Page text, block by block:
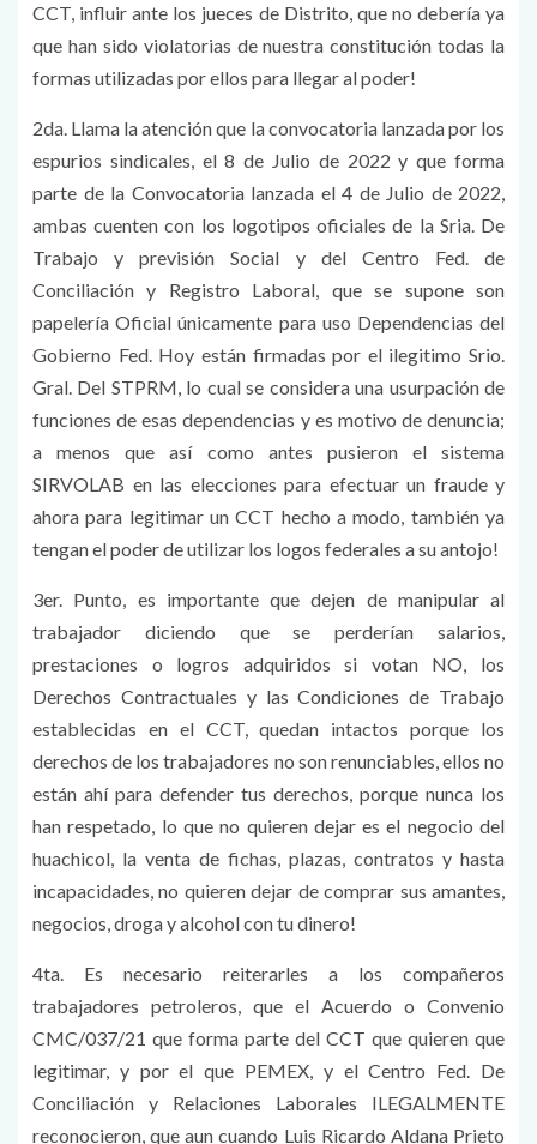
CCT, influir ante los jueces de Distrito, que no debería ya
que han sido violatorias de nuestra constitución todas la
formas utilizadas por ellos para llegar al poder!
2da. Llama la atención que la convocatoria lanzada por los
espurios sindicales, el 8 de Julio de 2022 y que forma
parte de la Convocatoria lanzada el 4 de Julio de 2022,
ambas cuenten con los logotipos oficiales de la Sria. De
Trabajo y previsión Social y del Centro Fed. de
Conciliación y Registro Laboral, que se supone son
papelería Oficial únicamente para uso Dependencias del
Gobierno Fed. Hoy están firmadas por el ilegitimo Srio.
Gral. Del STPRM, lo cual se considera una usurpación de
funciones de esas dependencias y es motivo de denuncia;
a menos que así como antes pusieron el sistema
SIRVOLAB en las elecciones para efectuar un fraude y
ahora para legitimar un CCT hecho a modo, también ya
tengan el poder de utilizar los logos federales a su antojo!
3er. Punto, es importante que dejen de manipular al
trabajador diciendo que se perderían salarios,
prestaciones o logros adquiridos si votan NO, los
Derechos Contractuales y las Condiciones de Trabajo
establecidas en el CCT, quedan intactos porque los
derechos de los trabajadores no son renunciables, ellos no
están ahí para defender tus derechos, porque nunca los
han respetado, lo que no quieren dejar es el negocio del
huachicol, la venta de fichas, plazas, contratos y hasta
incapacidades, no quieren dejar de comprar sus amantes,
negocios, droga y alcohol con tu dinero!
4ta. Es necesario reiterarles a los compañeros
trabajadores petroleros, que el Acuerdo o Convenio
CMC/037/21 que forma parte del CCT que quieren que
legitimar, y por el que PEMEX, y el Centro Fed. De
Conciliación y Relaciones Laborales ILEGALMENTE
reconocieron, que aun cuando Luis Ricardo Aldana Prieto